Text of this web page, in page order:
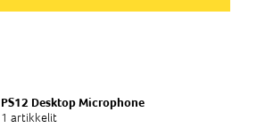
PS12 Desktop Microphone
1 artikkelit